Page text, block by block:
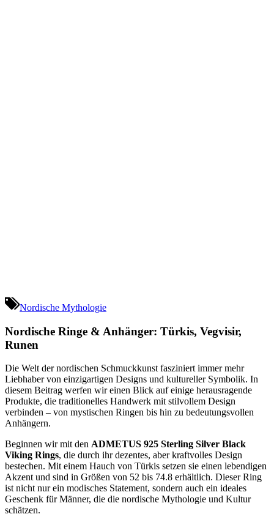
Nordische Mythologie
Nordische Ringe & Anhänger: Türkis, Vegvisir,
Runen
Die Welt der nordischen Schmuckkunst fasziniert immer mehr
Liebhaber von einzigartigen Designs und kultureller Symbolik. In
diesem Beitrag werfen wir einen Blick auf einige herausragende
Produkte, die traditionelles Handwerk mit stilvollem Design
verbinden – von mystischen Ringen bis hin zu bedeutungsvollen
Anhängern.
Beginnen wir mit den ADMETUS 925 Sterling Silver Black
Viking Rings, die durch ihr dezentes, aber kraftvolles Design
bestechen. Mit einem Hauch von Türkis setzen sie einen lebendigen
Akzent und sind in Größen von 52 bis 74.8 erhältlich. Dieser Ring
ist nicht nur ein modisches Statement, sondern auch ein ideales
Geschenk für Männer, die die nordische Mythologie und Kultur
schätzen.